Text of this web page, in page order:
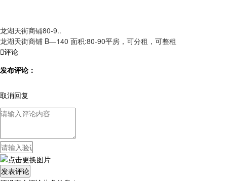
龙湖天街商铺80-9..
龙湖天街商铺 B—140 面积:80-90平房，可分租，可整租
评论
发布评论：
取消回复